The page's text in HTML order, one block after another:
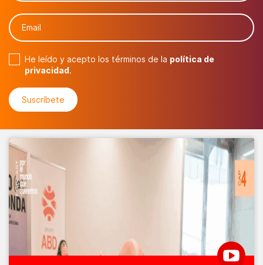
He leído y acepto los términos de la política de
privacidad.